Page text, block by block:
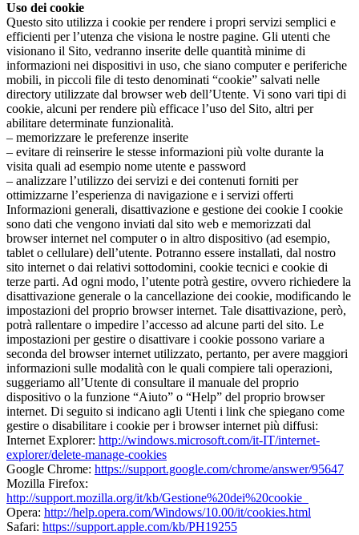
Uso dei cookie
Questo sito utilizza i cookie per rendere i propri servizi semplici e
efficienti per l’utenza che visiona le nostre pagine. Gli utenti che
visionano il Sito, vedranno inserite delle quantità minime di
informazioni nei dispositivi in uso, che siano computer e periferiche
mobili, in piccoli file di testo denominati “cookie” salvati nelle
directory utilizzate dal browser web dell’Utente. Vi sono vari tipi di
cookie, alcuni per rendere più efficace l’uso del Sito, altri per
abilitare determinate funzionalità.
– memorizzare le preferenze inserite
– evitare di reinserire le stesse informazioni più volte durante la
visita quali ad esempio nome utente e password
– analizzare l’utilizzo dei servizi e dei contenuti forniti per
ottimizzarne l’esperienza di navigazione e i servizi offerti
Informazioni generali, disattivazione e gestione dei cookie I cookie
sono dati che vengono inviati dal sito web e memorizzati dal
browser internet nel computer o in altro dispositivo (ad esempio,
tablet o cellulare) dell’utente. Potranno essere installati, dal nostro
sito internet o dai relativi sottodomini, cookie tecnici e cookie di
terze parti. Ad ogni modo, l’utente potrà gestire, ovvero richiedere la
disattivazione generale o la cancellazione dei cookie, modificando le
impostazioni del proprio browser internet. Tale disattivazione, però,
potrà rallentare o impedire l’accesso ad alcune parti del sito. Le
impostazioni per gestire o disattivare i cookie possono variare a
seconda del browser internet utilizzato, pertanto, per avere maggiori
informazioni sulle modalità con le quali compiere tali operazioni,
suggeriamo all’Utente di consultare il manuale del proprio
dispositivo o la funzione “Aiuto” o “Help” del proprio browser
internet. Di seguito si indicano agli Utenti i link che spiegano come
gestire o disabilitare i cookie per i browser internet più diffusi:
Internet Explorer: http://windows.microsoft.com/it-IT/internet-
explorer/delete-manage-cookies
Google Chrome: https://support.google.com/chrome/answer/95647
Mozilla Firefox:
http://support.mozilla.org/it/kb/Gestione%20dei%20cookie
Opera: http://help.opera.com/Windows/10.00/it/cookies.html
Safari: https://support.apple.com/kb/PH19255